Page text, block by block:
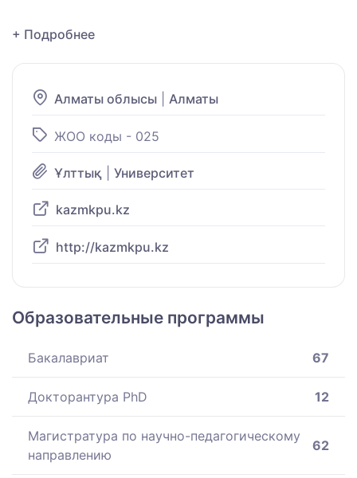
+ Подробнее
Алматы облысы Алматы
ЖОО коды - 025
Ұлттық Университет
kazmkpu.kz
http://kazmkpu.kz
Образовательные программы
Бакалавриат 67
Докторантура PhD 12
Магистратура по научно-педагогическому
направлению
62